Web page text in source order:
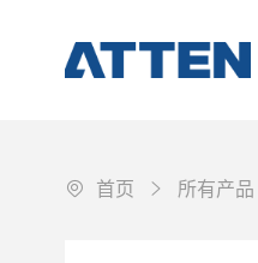
首页 所有产品